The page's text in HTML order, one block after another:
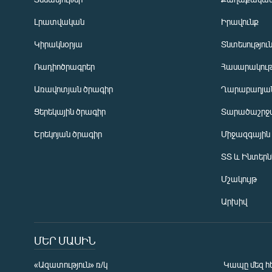
Լրատվական
Կիրակնօրյա
Ռադիոծրագրեր
Առավոտյան ծրագիր
Ցերեկային ծրագիր
Երեկոյան ծրագիր
Իրավունք
Տնտեսություն
Միջազգային
ՏՏ և
Մշակույթ
Արխիվ
ՄԵՐ ՄԱՍԻՆ
«Ազատություն» ռ/կ Կապը մեզ